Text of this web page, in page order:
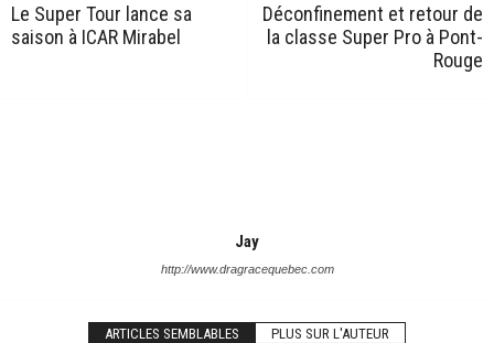
Le Super Tour lance sa
saison à ICAR Mirabel
Déconfinement et retour de
la classe Super Pro à Pont-
Rouge
Jay
http://www.dragracequebec.com
ARTICLES SEMBLABLES PLUS SUR L'AUTEUR